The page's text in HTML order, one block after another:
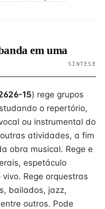
em uma
SÍNTESE
15) rege grupos
o repertório,
ou instrumental do
atividades, a fim
obra musical. Rege e
espetáculo
Rege orquestras
bailados, jazz,
outros. Pode